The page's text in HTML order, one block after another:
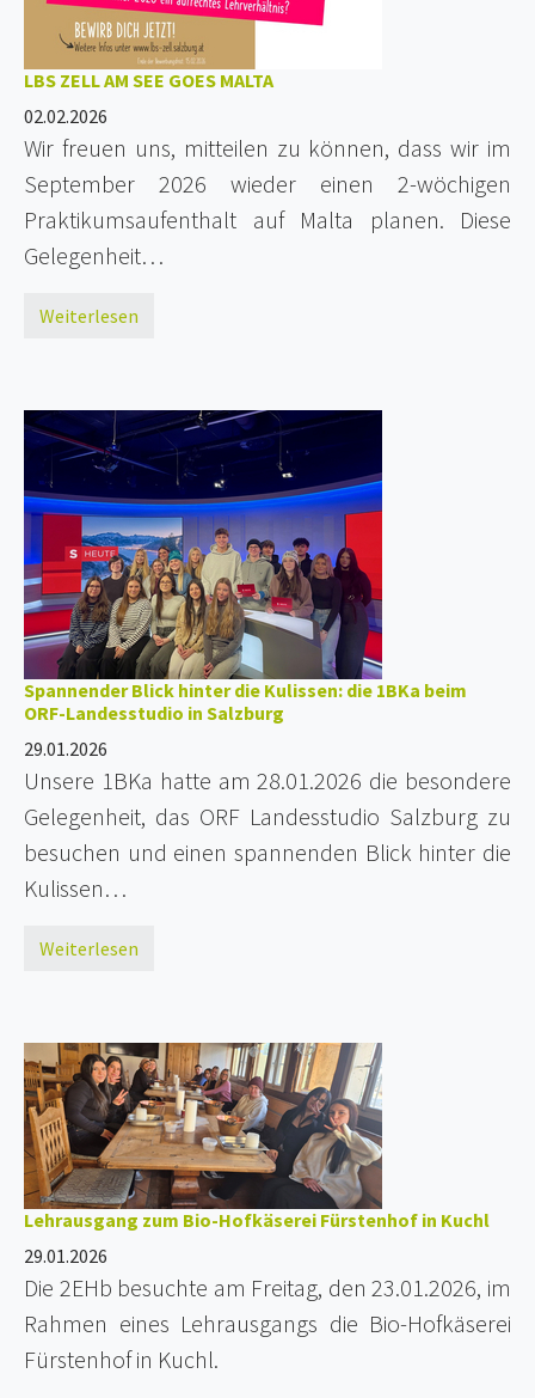
LBS ZELL AM SEE GOES MALTA
02.02.2026
Wir freuen uns, mitteilen zu können, dass wir im
September 2026 wieder einen 2-wöchigen
Praktikumsaufenthalt auf Malta planen. Diese
Gelegenheit…
Weiterlesen
Spannender Blick hinter die Kulissen: die 1BKa beim
ORF-Landesstudio in Salzburg
29.01.2026
Unsere 1BKa hatte am 28.01.2026 die besondere
Gelegenheit, das ORF Landesstudio Salzburg zu
besuchen und einen spannenden Blick hinter die
Kulissen…
Weiterlesen
Lehrausgang zum Bio-Hofkäserei Fürstenhof in Kuchl
29.01.2026
Die 2EHb besuchte am Freitag, den 23.01.2026, im
Rahmen eines Lehrausgangs die Bio-Hofkäserei
Fürstenhof in Kuchl.